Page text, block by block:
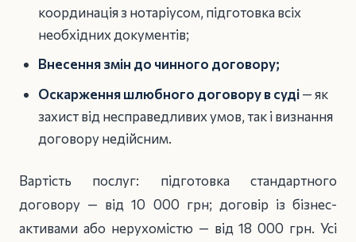
координація з нотаріусом, підготовка всіх
необхідних документів;
Внесення змін до чинного договору;
Оскарження шлюбного договору в суді— як
захист від несправедливих умов, так і визнання
договору недійсним.
Вартість послуг: підготовка стандартного
договору — від 10 000 грн; договір із бізнес-
активами або нерухомістю — від 18 000 грн. Усі